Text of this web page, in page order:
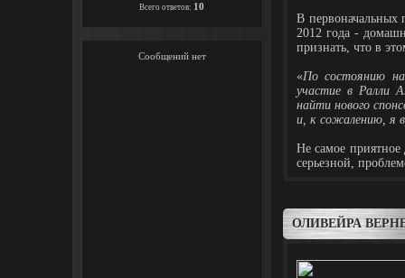
Всего ответов: 10
В первоначальных
2012 года -
признать, что в
«По состоянию
участие в Ралли
найти нового
и, к сожалению, я
Не самое приятное
серьезной,
ОЛИВЕЙРА